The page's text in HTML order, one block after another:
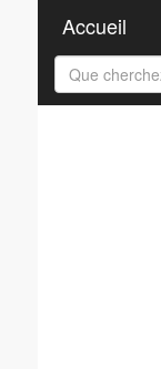
Accueil